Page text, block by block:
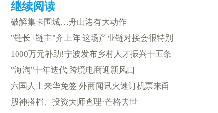
破解集卡围城…舟山港有大动作
"链长+链主"齐上阵 这场产业链对接会很特别
1000万元补助!宁波发布乡村人才振兴十五条
"海淘"十年迭代 跨境电商迎新风口
六国人士来华免签 外商闻讯火速订机票来甬
股神搭档、投资大师查理·芒格去世